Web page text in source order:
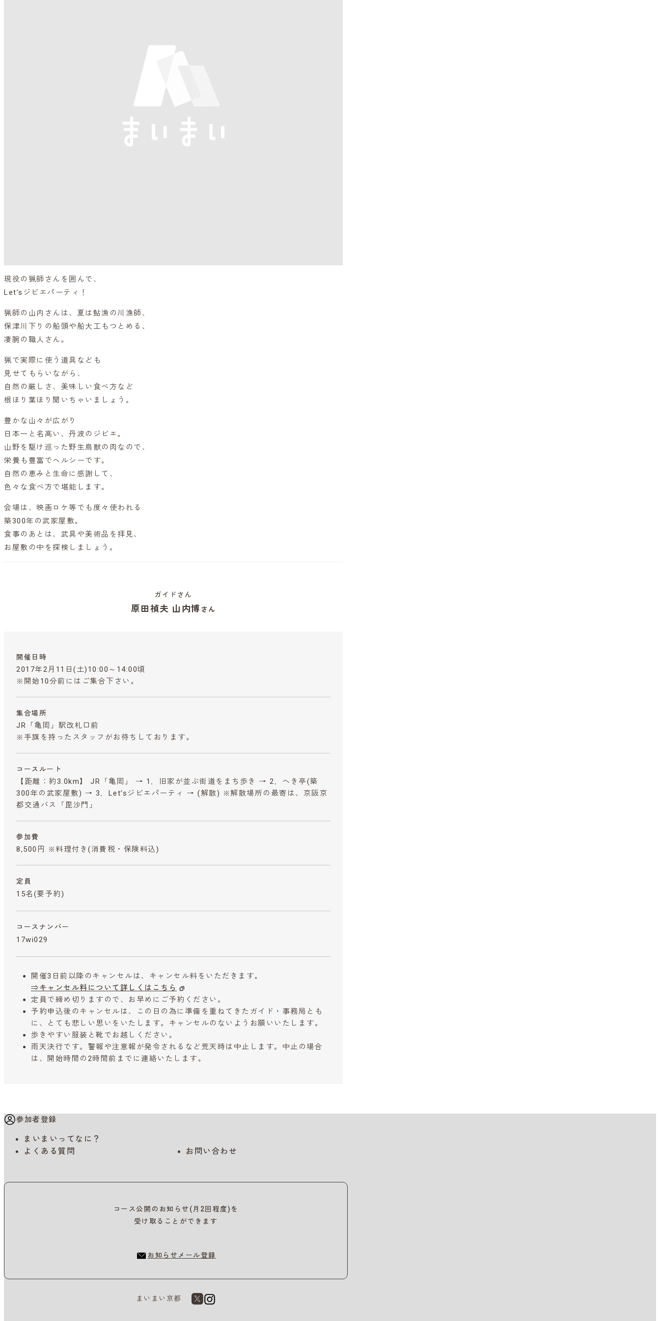
現役の猟師さんを囲んで、
Let’sジビエパーティ！
猟師の山内さんは、夏は鮎漁の川漁師、
保津川下りの船頭や船大工もつとめる、
凄腕の職人さん。
猟で実際に使う道具なども
見せてもらいながら、
自然の厳しさ、美味しい食べ方など
根ほり葉ほり聞いちゃいましょう。
豊かな山々が広がり
日本一と名高い、丹波のジビエ。
山野を駆け巡った野生鳥獣の肉なので、
栄養も豊富でヘルシーです。
自然の恵みと生命に感謝して、
色々な食べ方で堪能します。
会場は、映画ロケ等でも度々使われる
築300年の武家屋敷。
食事のあとは、武具や美術品を拝見、
お屋敷の中を探検しましょう。
ガイドさん
原田禎夫 山内博 さん
開催日時
2017年2月11日(土)10:00～14:00頃
※開始10分前にはご集合下さい。
集合場所
JR「亀岡」駅改札口前
※手旗を持ったスタッフがお待ちしております。
コースルート
【距離：約3.0km】 JR「亀岡」 → 1．旧家が並ぶ街道をまち歩き → 2．へき亭(築
300年の武家屋敷) → 3．Let’sジビエパーティ → (解散) ※解散場所の最寄は、京阪京
都交通バス「毘沙門」
参加費
8,500円 ※料理付き (消費税・保険料込)
定員
15名(要予約)
コースナンバー
17wi029
開催3日前以降のキャンセルは、キャンセル料をいただきます。
⇒キャンセル料について詳しくはこちら
定員で締め切りますので、お早めにご予約ください。
予約申込後のキャンセルは、この日の為に準備を重ねてきたガイド・事務局とも
に、とても悲しい思いをいたします。キャンセルのないようお願いいたします。
歩きやすい服装と靴でお越しください。
雨天決行です。警報や注意報が発令されるなど荒天時は中止します。中止の場合
は、開始時間の2時間前までに連絡いたします。
参加者登録
まいまいってなに？
よくある質問
お問い合わせ
コース公開のお知らせ(月2回程度)を
受け取ることができます
お知らせメール登録
まいまい京都